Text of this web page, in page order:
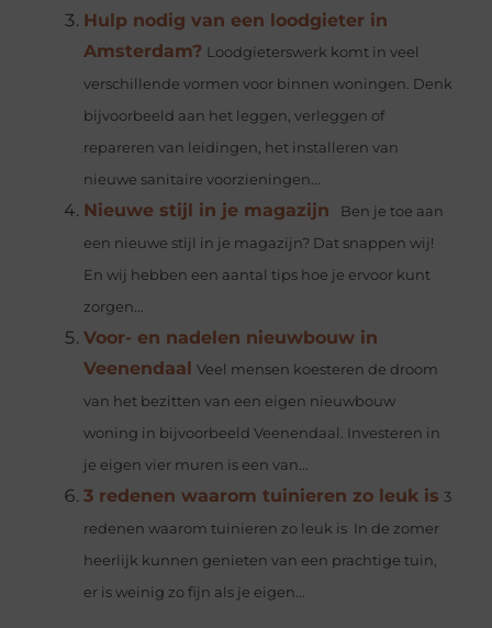
Hulp nodig van een loodgieter in
Amsterdam? Loodgieterswerk komt in veel
verschillende vormen voor binnen woningen. Denk
bijvoorbeeld aan het leggen, verleggen of
repareren van leidingen, het installeren van
nieuwe sanitaire voorzieningen...
Nieuwe stijl in je magazijn
Ben je toe aan
een nieuwe stijl in je magazijn? Dat snappen wij!
En wij hebben een aantal tips hoe je ervoor kunt
zorgen...
Voor- en nadelen nieuwbouw in
Veenendaal Veel mensen koesteren de droom
van het bezitten van een eigen nieuwbouw
woning in bijvoorbeeld Veenendaal. Investeren in
je eigen vier muren is een van...
3 redenen waarom tuinieren zo leuk is 3
redenen waarom tuinieren zo leuk is In de zomer
heerlijk kunnen genieten van een prachtige tuin,
er is weinig zo fijn als je eigen...